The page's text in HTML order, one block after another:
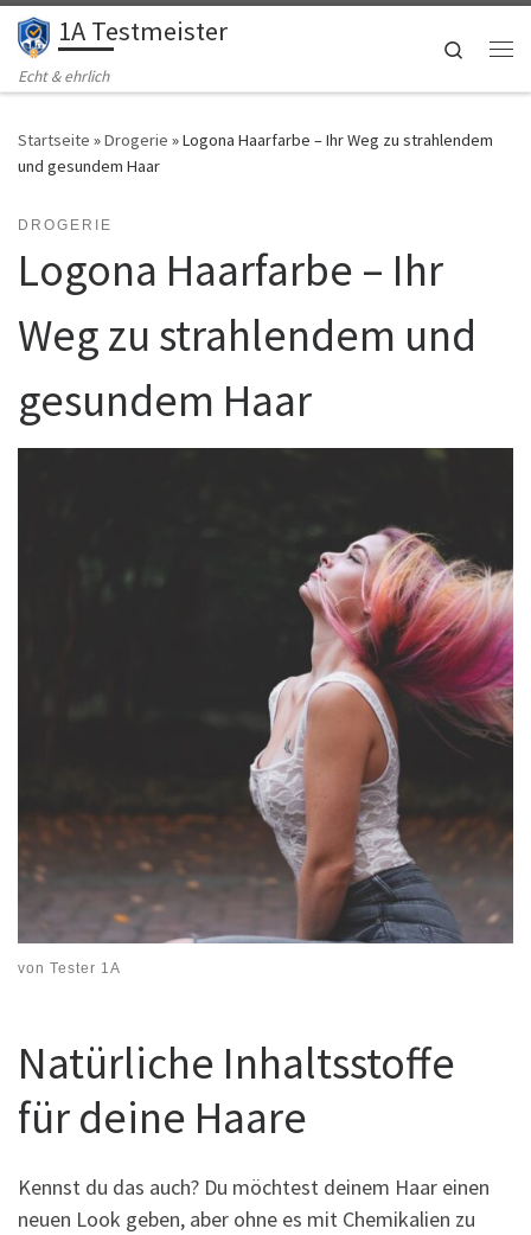
Zum Inhalt springen
1A Testmeister
Echt & ehrlich
Search
Startseite »Drogerie »Logona Haarfarbe – Ihr Weg zu strahlendem
und gesundem Haar
DROGERIE
Logona Haarfarbe – Ihr
Weg zu strahlendem und
gesundem Haar
von Tester 1A
Natürliche Inhaltsstoffe
für deine Haare
Kennst du das auch? Du möchtest deinem Haar einen
neuen Look geben, aber ohne es mit Chemikalien zu